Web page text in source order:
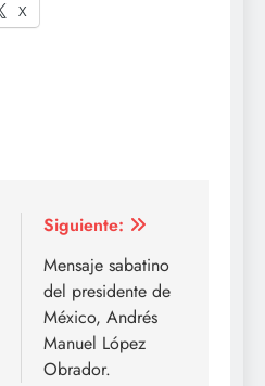
X
Siguiente:
Mensaje sabatino
del presidente de
México, Andrés
Manuel López
Obrador.